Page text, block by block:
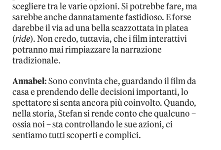
scegliere tra le varie opzioni. Si potrebbe fare, ma
sarebbe anche dannatamente fastidioso. E forse
darebbe il via ad una bella scazzottata in platea
(ride). Non credo, tuttavia, che i film interattivi
potranno mai rimpiazzare la narrazione
tradizionale.
Annabel:Sono convinta che, guardando il film da
casa e prendendo delle decisioni importanti, lo
spettatore si senta ancora più coinvolto. Quando,
nella storia, Stefan si rende conto che qualcuno –
ossia noi – sta controllando le sue azioni, ci
sentiamo tutti scoperti e complici.